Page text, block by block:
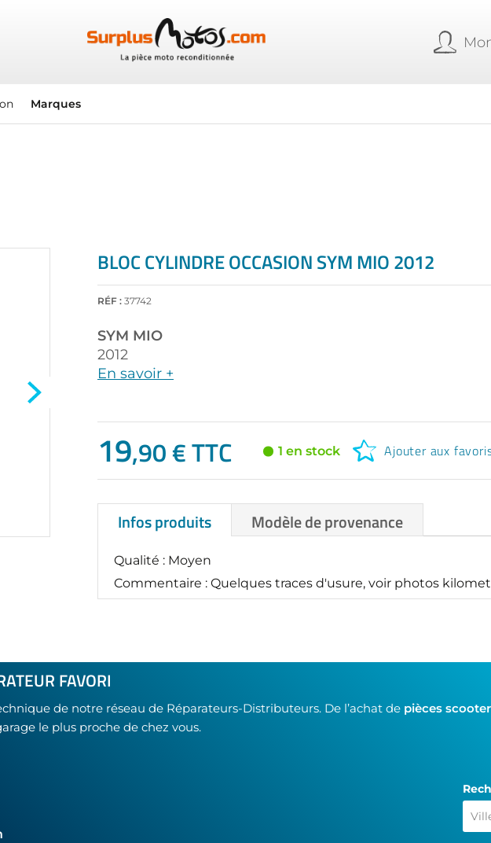
Marques
BLOC CYLINDRE OCCASION SYM MIO 2012
RÉF : 37742
SYM MIO
2012
En savoir +
19,90 € TTC 1 en stock Ajouter aux
Infos produits
Qualité : Moyen
Commentaire : Quelques traces d'usure, voir photos
Modèle de provenance
FAVORI
de notre réseau de Réparateurs-Distributeurs. De l’achat de pièces
le plus proche de chez vous.